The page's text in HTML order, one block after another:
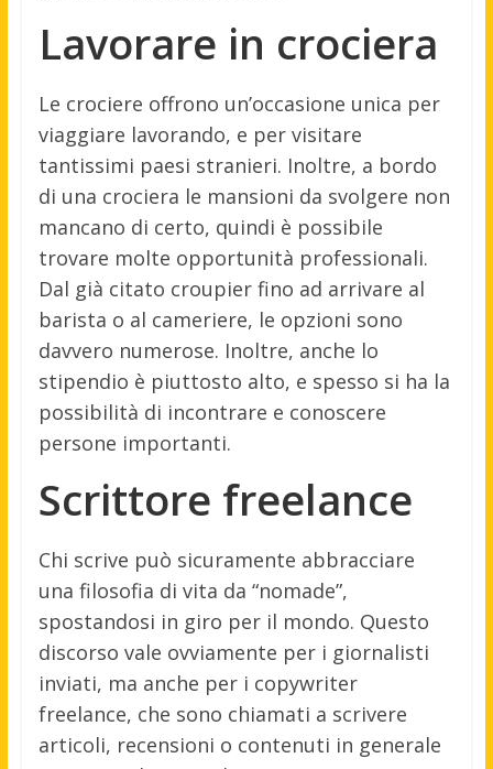
Lavorare in crociera
Le crociere offrono un’occasione unica per
viaggiare lavorando, e per visitare
tantissimi paesi stranieri. Inoltre, a bordo
di una crociera le mansioni da svolgere non
mancano di certo, quindi è possibile
trovare molte opportunità professionali.
Dal già citato croupier fino ad arrivare al
barista o al cameriere, le opzioni sono
davvero numerose. Inoltre, anche lo
stipendio è piuttosto alto, e spesso si ha la
possibilità di incontrare e conoscere
persone importanti.
Scrittore freelance
Chi scrive può sicuramente abbracciare
una filosofia di vita da “nomade”,
spostandosi in giro per il mondo. Questo
discorso vale ovviamente per i giornalisti
inviati, ma anche per i copywriter
freelance, che sono chiamati a scrivere
articoli, recensioni o contenuti in generale